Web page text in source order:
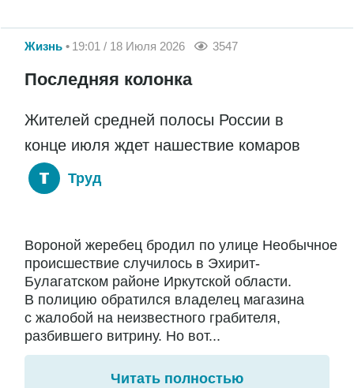
Жизнь 19:01 / 18 Июля 2026 3547
Последняя колонка
Жителей средней полосы России в
конце июля ждет нашествие комаров
Труд
Вороной жеребец бродил по улице Необычное
происшествие случилось в Эхирит-
Булагатском районе Иркутской области.
В полицию обратился владелец магазина
с жалобой на неизвестного грабителя,
разбившего витрину. Но вот...
Читать полностью